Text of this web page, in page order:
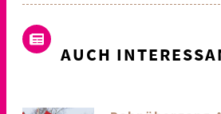
AUCH